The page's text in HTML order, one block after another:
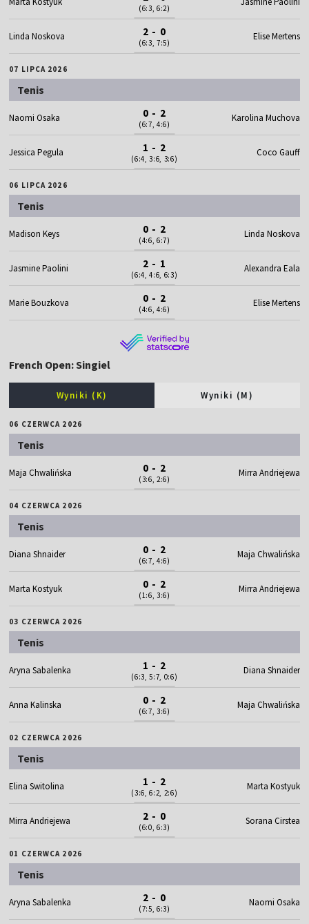
(6:3, 6:2)
Linda Noskova 2 - 0
(6:3, 7:5)
Elise Mertens
07 LIPCA 2026
Tenis
Naomi Osaka 0 - 2
(6:7, 4:6)
Karolina Muchova
Jessica Pegula 1 - 2
(6:4, 3:6, 3:6)
Coco Gauff
06 LIPCA 2026
Tenis
Madison Keys 0 - 2
(4:6, 6:7)
Linda Noskova
Jasmine Paolini 2 - 1
(6:4, 4:6, 6:3)
Alexandra Eala
Marie Bouzkova 0 - 2
(4:6, 4:6)
Elise Mertens
French Open: Singiel
Wyniki (K) Wyniki (M)
06 CZERWCA 2026
Tenis
Maja Chwalińska 0 - 2
(3:6, 2:6)
Mirra Andriejewa
04 CZERWCA 2026
Tenis
Diana Shnaider 0 - 2
(6:7, 4:6)
Maja Chwalińska
Marta Kostyuk 0 - 2
(1:6, 3:6)
Mirra Andriejewa
03 CZERWCA 2026
Tenis
Aryna Sabalenka 1 - 2
(6:3, 5:7, 0:6)
Diana Shnaider
Anna Kalinska 0 - 2
(6:7, 3:6)
Maja Chwalińska
02 CZERWCA 2026
Tenis
Elina Switolina 1 - 2
(3:6, 6:2, 2:6)
Marta Kostyuk
Mirra Andriejewa 2 - 0
(6:0, 6:3)
Sorana Cirstea
01 CZERWCA 2026
Tenis
Aryna Sabalenka 2 - 0
(7:5, 6:3)
Naomi Osaka